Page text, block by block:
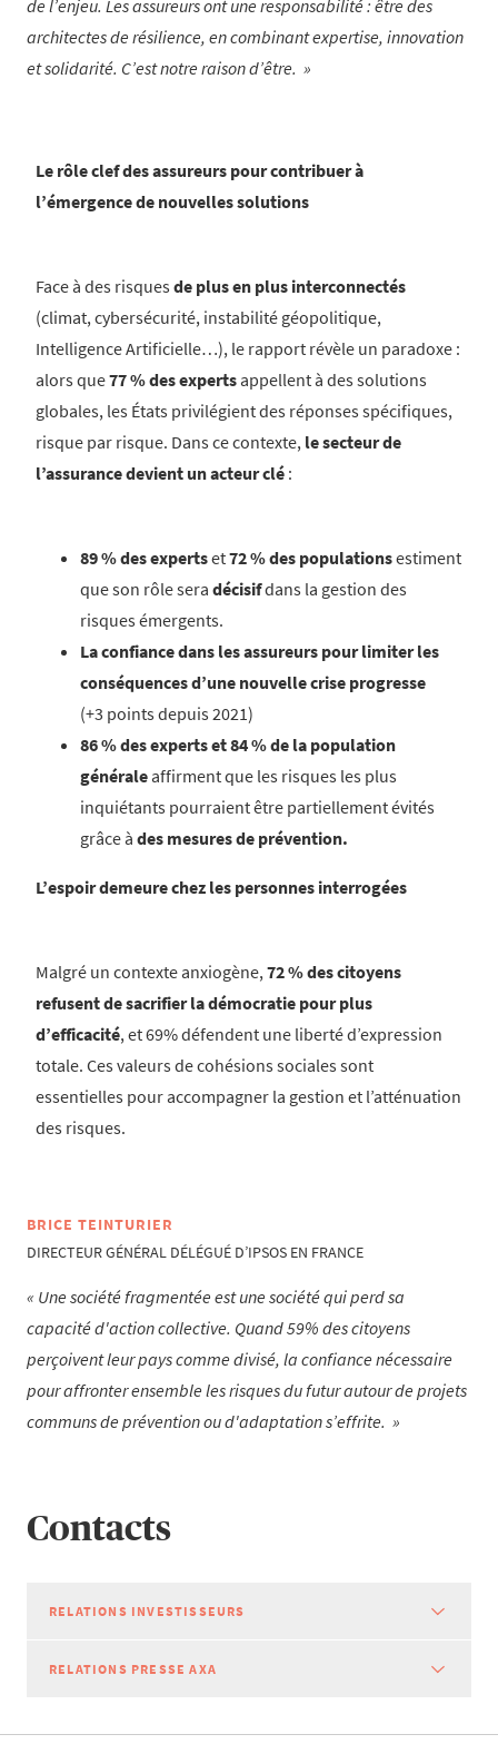
de l’enjeu. Les assureurs ont une responsabilité : être des
architectes de résilience, en combinant expertise, innovation
et solidarité. C’est notre raison d’être.
Le rôle clef des assureurs pour contribuer à
l’émergence de nouvelles solutions
Face à des risquesde plus en plus interconnectés
(climat, cybersécurité, instabilité géopolitique,
Intelligence Artificielle…), le rapport révèle un paradoxe :
alors que77 % des expertsappellent à des solutions
globales, les États privilégient des réponses spécifiques,
risque par risque. Dans ce contexte, le secteur de
l’assurance devient un acteur clé :
89 % des expertset72 % des populationsestiment
que son rôle sera décisifdans la gestion des
risques émergents.
La confiance dans les assureurs pour limiter les
conséquences d’une nouvelle crise progresse
(+3 points depuis 2021)
86 % des experts et 84 % de la population
généraleaffirment que les risques les plus
inquiétants pourraient être partiellement évités
grâce à des mesures de prévention.
L’espoir demeure chez les personnes interrogées
Malgré un contexte anxiogène,72 % des citoyens
refusent de sacrifier la démocratie pour plus
d’efficacité, et 69% défendent une liberté d’expression
totale. Ces valeurs de cohésions sociales sont
essentielles pour accompagner la gestion et l’atténuation
des risques.
BRICE TEINTURIER
DIRECTEUR GÉNÉRAL DÉLÉGUÉ D’IPSOS EN FRANCE
Une société fragmentée est une société qui perd sa
capacité d'action collective. Quand 59% des citoyens
perçoivent leur pays comme divisé, la confiance nécessaire
pour affronter ensemble les risques du futur autour de projets
communs de prévention ou d'adaptation s’effrite.
Contacts
RELATIONS INVESTISSEURS
RELATIONS PRESSE AXA